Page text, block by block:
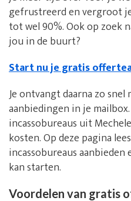
gefrustreerd en vergroot
tot wel 90%. Ook op zoek
jou in de buurt?
Start nu je gratis
Je ontvangt daarna zo
aanbiedingen in je
incassobureaus uit
kosten. Op deze pagina
incassobureaus aanbieden
kan starten.
Voordelen van gratis